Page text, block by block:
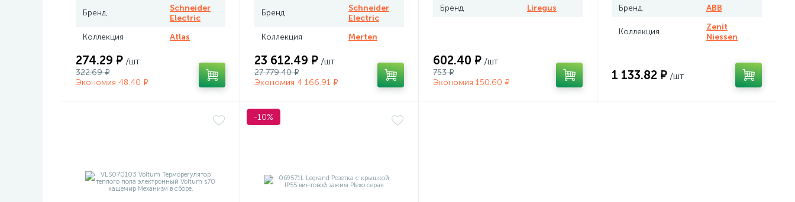
Бренд
Schneider
Electric
Коллекция
Atlas
274.29 ₽ /шт
322.69 ₽
Экономия 48.40 ₽
Бренд
Schneider
Electric
Коллекция
Merten
23 612.49 ₽ /шт
27 779.40 ₽
Экономия 4 166.91 ₽
Бренд Liregus
602.40 ₽ /шт
753 ₽
Экономия 150.60 ₽
Бренд ABB
Коллекция
Zenit
Niessen
1 133.82 ₽ /шт
-10%